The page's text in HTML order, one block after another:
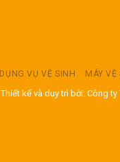
DỤNG VỤ VỆ SINH MÁY VỆ
Thiết kế và duy trì bởi: Công ty